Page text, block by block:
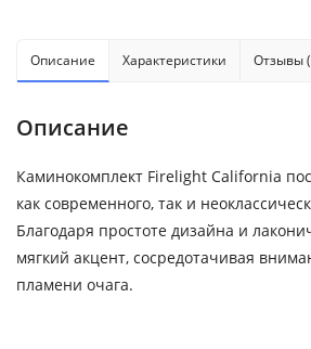
Описание Характеристики Отзывы
Описание
Каминокомплект Firelight California
как современного, так и
Благодаря простоте дизайна и
мягкий акцент, сосредотачивая
пламени очага.